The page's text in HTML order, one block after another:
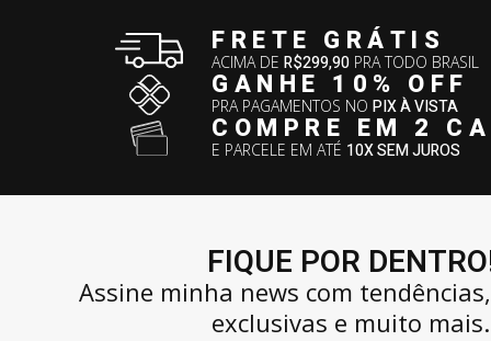
FRETE GRÁTIS
ACIMA DER$299,90 PRA TODO BRASIL
GANHE 10% OFF
PRA PAGAMENTOS NOPIX À VISTA
COMPRE EM 2
E PARCELE EM ATÉ 10X SEM JUROS
FIQUE POR
Assine minha news com
exclusivas e muito mais.